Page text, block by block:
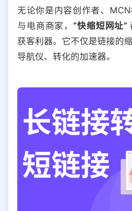
无论你是内容创作者、
与电商商家， “快缩短网址”
获客利器。它不仅是链接的
导航仪、转化的加速器。